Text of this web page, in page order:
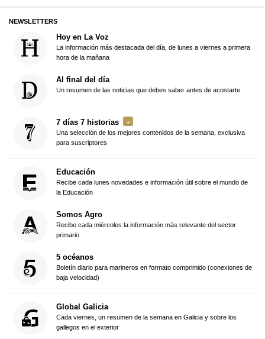
NEWSLETTERS
Hoy en La Voz
La información más destacada del día, de lunes a viernes a primera
hora de la mañana
Al final del día
Un resumen de las noticias que debes saber antes de acostarte
7 días 7 historias
Una selección de los mejores contenidos de la semana, exclusiva
para suscriptores
Educación
Recibe cada lunes novedades e información útil sobre el mundo de
la Educación
Somos Agro
Recibe cada miércoles la información más relevante del sector
primario
5 océanos
Boletín diario para marineros en formato comprimido (conexiones de
baja velocidad)
Global Galicia
Cada viernes, un resumen de la semana en Galicia y sobre los
gallegos en el exterior